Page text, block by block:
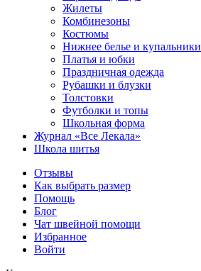
Жилеты
Комбинезоны
Костюмы
Нижнее белье и купальники
Платья и юбки
Праздничная одежда
Рубашки и блузки
Толстовки
Футболки и топы
Школьная форма
Журнал «Все Лекала»
Школа шитья
Отзывы
Как выбрать размер
Помощь
Блог
Чат швейной помощи
Избранное
Войти